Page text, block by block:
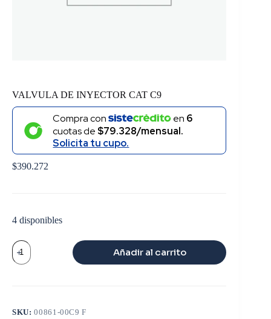
VALVULA DE INYECTOR CAT C9
Compra con en 6
cuotas de $79.328/mensual.
Solicita tu cupo.
$390.272
4 disponibles
VALVULA
DE
INYECTOR
Añadir al carrito
SKU:00861-00C9 F